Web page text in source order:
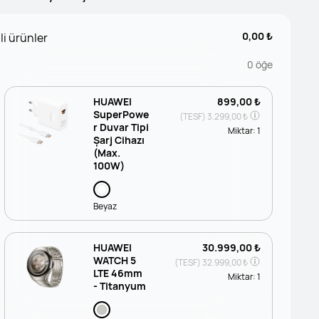
ürünler 0,00 ₺
0 öğe
HUAWEI
SuperPowe
r Duvar Tipi
Şarj Cihazı
(Max.
100W)
Beyaz
899,00 ₺
(TESF) 3.299,00 ₺
Miktar:1
HUAWEI
WATCH 5
LTE 46mm
- Titanyum
30.999,00 ₺
(TESF) 32.999,00 ₺
Miktar:1